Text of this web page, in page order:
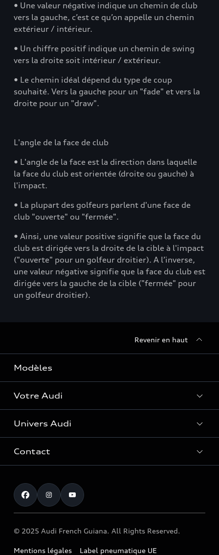
• Une valeur négative indique un chemin de club
vers la gauche, c’est ce qu’on appelle un chemin
extérieur / intérieur.
• Un chiffre positif indique un chemin de swing
vers la droite soit intérieur / extérieur.
• Le chemin idéal dépend du type de coup
souhaité. Vers la gauche pour un "fade" et vers la
droite pour un "draw".
L'angle de la face de club
• L'angle de la face est la direction dans laquelle
la face du club est orientée (droite ou gauche) à
l'impact.
• La plupart des golfeurs parlent d'une face de
club "ouverte" ou "fermée".
• Ainsi, une valeur positive signifie que la face du
club est dirigée vers la droite de la cible à l'impact
("ouverte" pour un golfeur droitier). A l’inverse,
une valeur négative signifie que la face du club est
dirigée vers la gauche de la cible ("fermée" pour
un golfeur droitier).
Revenir en haut
Modèles
Votre Audi
Entretenir et réparer mon Audi
Accessoires et équipements
Functions on Demand
Audi Assistance
Campagne de rappel Airbag Takata
Univers Audi
Histoire du progrès
myAudi experience
Programme culturel Audi talents
Contact
Service clientèle
© 2025 Audi French Guiana. All Rights Reserved.
Mentions légales Label pneumatique UE